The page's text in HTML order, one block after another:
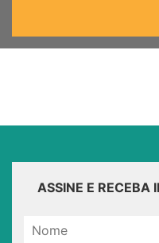
ASSINE E RECEBA